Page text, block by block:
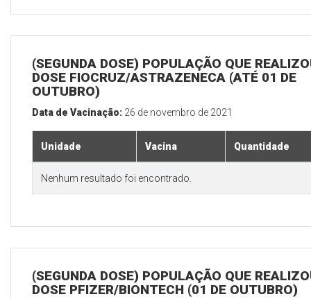
(SEGUNDA DOSE) POPULAÇÃO QUE
DOSE FIOCRUZ/ASTRAZENECA (ATÉ 01 DE
OUTUBRO)
Data de Vacinação: 26 de novembro de 2021
Unidade Vacina Quantidade
Nenhum resultado foi encontrado.
(SEGUNDA DOSE) POPULAÇÃO QUE
DOSE PFIZER/BIONTECH (01 DE OUTUBRO)